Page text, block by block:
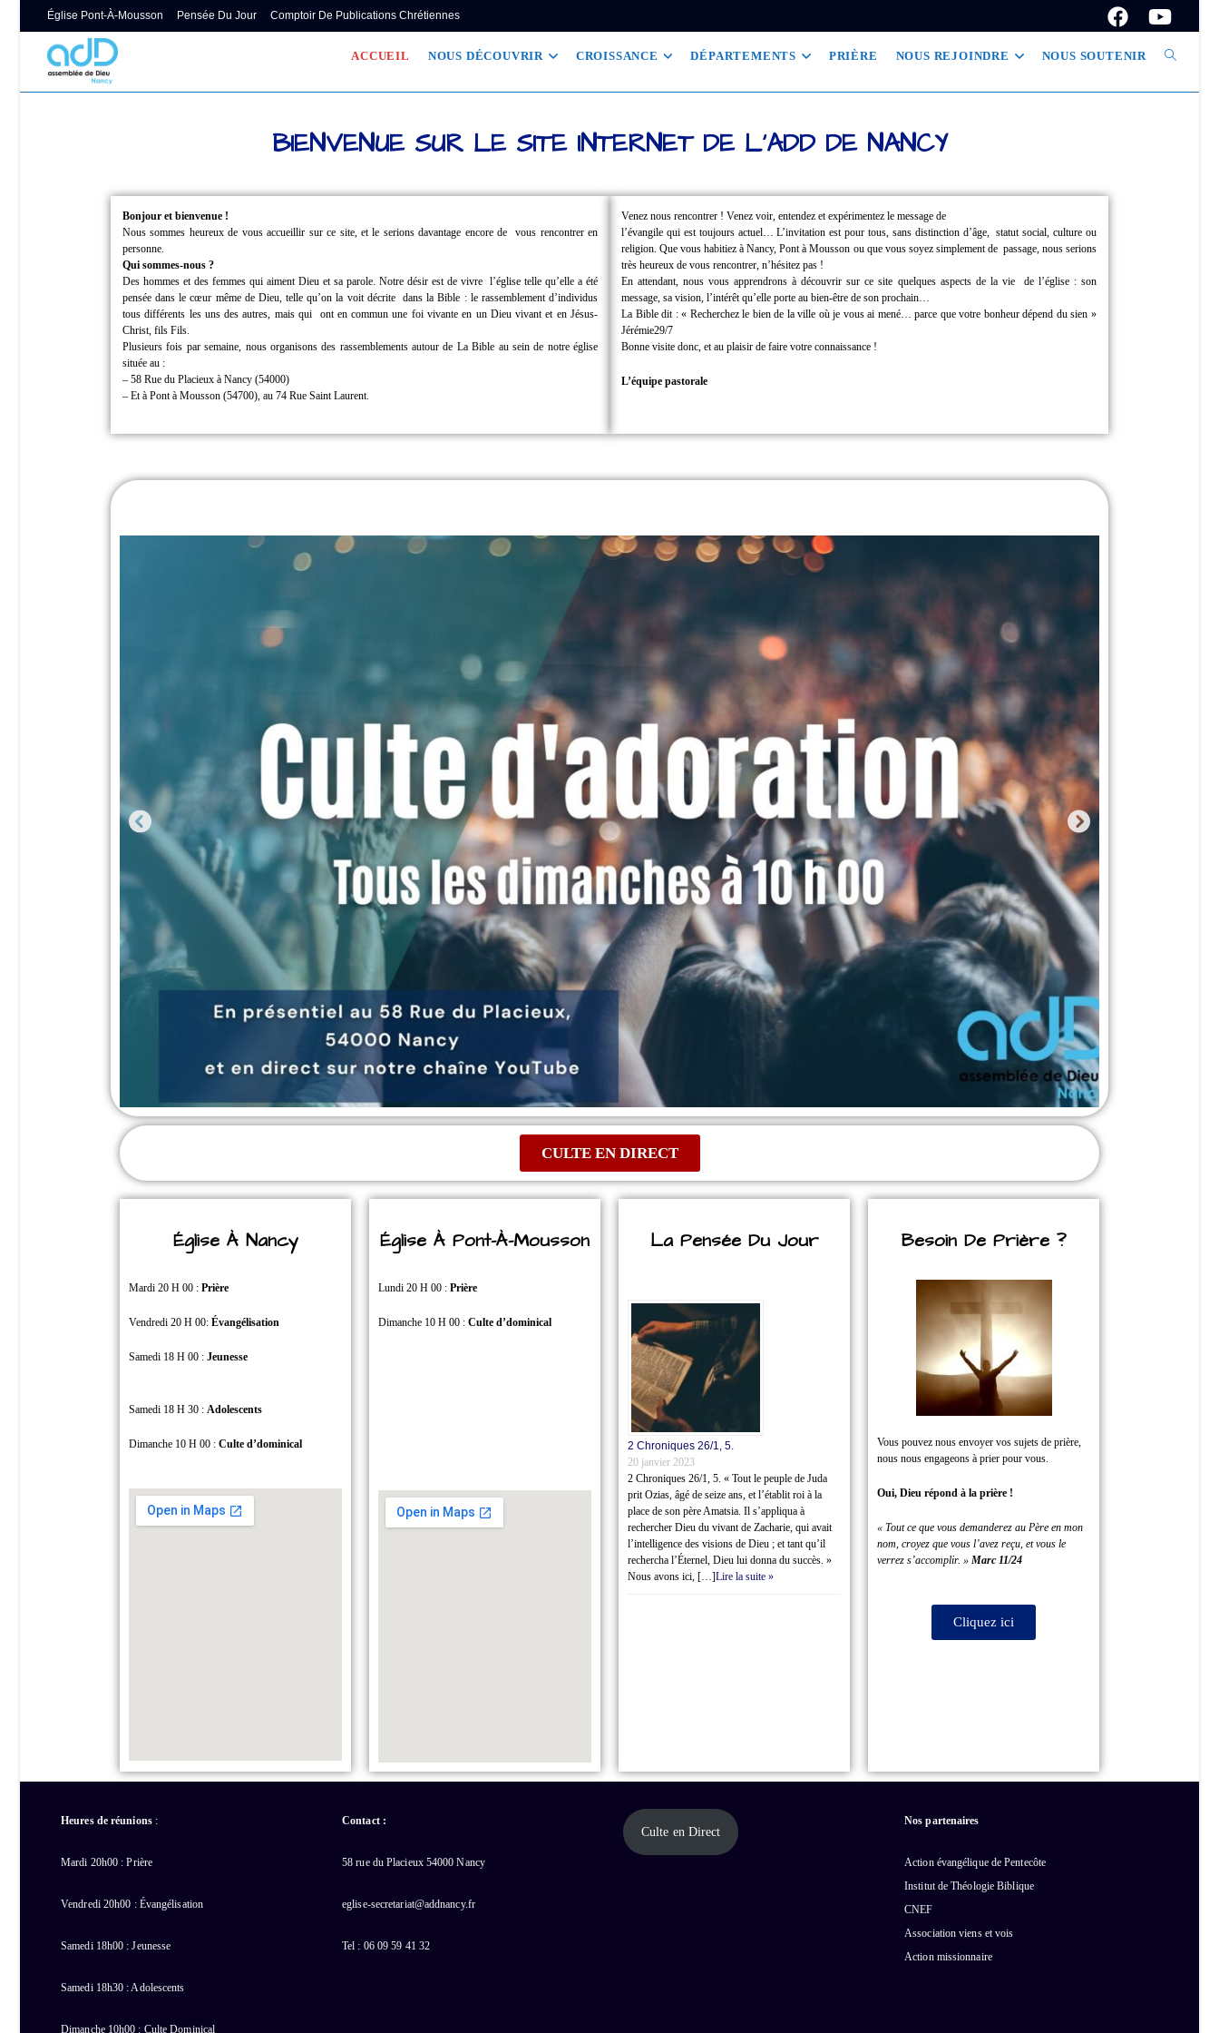
Église Pont-À-Mousson Pensée Du Jour Comptoir De Publications Chrétiennes
ACCUEIL NOUS DÉCOUVRIR CROISSANCE DÉPARTEMENTS PRIÈRE NOUS REJOINDRE NOUS SOUTENIR
BIENVENUE SUR LE SITE INTERNET DE L'ADD DE NANCY
Bonjour et bienvenue !
Nous sommes heureux de vous accueillir sur ce site, et le serions davantage encore devous rencontrer en
personne.
Qui sommes-nous ?
Des hommes et des femmes qui aiment Dieu et sa parole. Notre désir est de vivre l’église telle qu’elle a été
pensée dans le cœur même de Dieu, telle qu’on la voit décritedans la Bible : le rassemblement d’individus
tous différents les uns des autres, mais qui ont en commun une foi vivante en un Dieu vivant et en Jésus-
Christ, fils Fils.
Plusieurs fois par semaine, nous organisons des rassemblements autour de La Bible au sein de notre église
située au :
– 58 Rue du Placieux à Nancy (54000)
– Et à Pont à Mousson (54700), au 74 Rue Saint Laurent.
Venez nous rencontrer ! Venez voir, entendez et expérimentez le message de
l’évangile qui est toujours actuel… L’invitation est pour tous, sans distinction d’âge,statut social, culture ou
religion.Que vous habitiez à Nancy, Pont à Mousson ou que vous soyez simplement de passage, nous serions
très heureux de vous rencontrer, n’hésitez pas !
En attendant, nous vous apprendrons à découvrir sur ce site quelques aspects de la vie de l’église : son
message, sa vision, l’intérêt qu’elle porte au bien-être de son prochain…
La Bible dit : « Recherchez le bien de la ville où je vous ai mené… parce quevotre bonheur dépend du sien »
Jérémie29/7
Bonne visite donc, et au plaisir de faire votre connaissance !
L’équipe pastorale
CULTE EN DIRECT
Église À Nancy
Mardi 20 H 00 : Prière
Vendredi 20 H 00: Évangélisation
Samedi 18 H 00 : Jeunesse
Samedi 18 H 30 : Adolescents
Dimanche 10 H 00 : Culte d’dominical
Église À Pont-À-Mousson
Lundi 20 H 00 : Prière
Dimanche 10 H 00 : Culte d’dominical
La Pensée Du Jour
2 Chroniques 26/1‭, ‬5.
20 janvier 2023
2 Chroniques 26/1‭, ‬5. « Tout le peuple de Juda
prit Ozias, âgé de seize ans, et l’établit roi à la
place de son père Amatsia. Il s’appliqua à
rechercher Dieu du vivant de Zacharie, qui avait
l’intelligence des visions de Dieu ; et tant qu’il
rechercha l’Éternel, Dieu lui donna du succès. »
Nous avons ici, […]Lire la suite »
Besoin De Prière ?
Vous pouvez nous envoyer vos sujets de prière,
nous nous engageons à prier pour vous.
Oui, Dieu répond à la prière !
« Tout ce que vous demanderez au Père en mon
nom, croyez que vous l’avez reçu, et vous le
verrez s’accomplir. » Marc 11/24
Cliquez ici
Heures de réunions:
Mardi 20h00 : Prière
Vendredi 20h00 : Évangélisation
Samedi 18h00 : Jeunesse
Samedi 18h30 : Adolescents
Dimanche 10h00 : Culte Dominical
Contact :
58 rue du Placieux 54000 Nancy
eglise-secretariat@addnancy.fr
Tel : 06 09 59 41 32
Culte en Direct
Nos partenaires
Action évangélique de Pentecôte
Institut de Théologie Biblique
CNEF
Association viens et vois
Action missionnaire